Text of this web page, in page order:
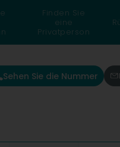
Finden Sie
eine
Privatperson
Sehen Sie die Nummer